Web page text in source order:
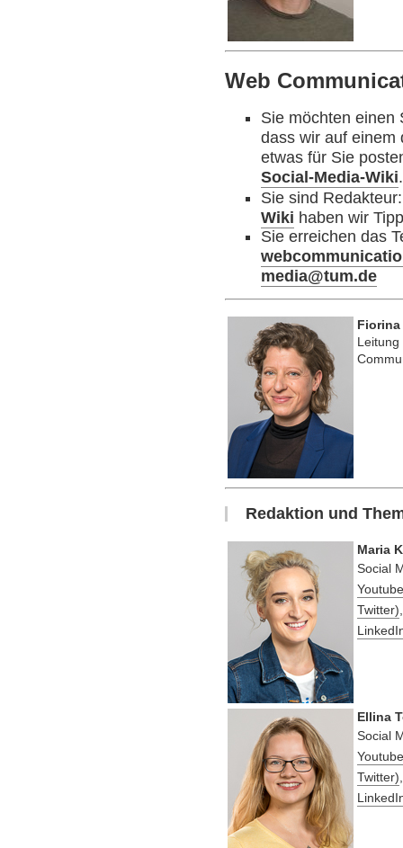
Web
Sie möchten einen
dass wir auf
etwas für Sie
Social-Media-Wiki.
Sie sind
Wiki haben wir
Sie erreichen das
media@tum.de
Leitung
Redaktion und
Maria
Social
Twitter)
Ellina
Social
Twitter)